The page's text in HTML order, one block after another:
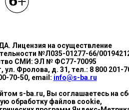
Лицензия на осуществление
№Л035-01277-66/
СМИ: ЭЛ № ФС77-70095
ул. Фролова, д. 31, тел.: 8 800 201-
70-50, email: info@s-ba.ru
s-ba.ru, Вы соглашаетесь на
обработку файлов cookie,